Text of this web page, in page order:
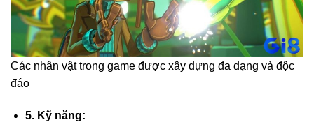
Các nhân vật trong game được xây dựng đa dạng và độc
đáo
5. Kỹ năng: